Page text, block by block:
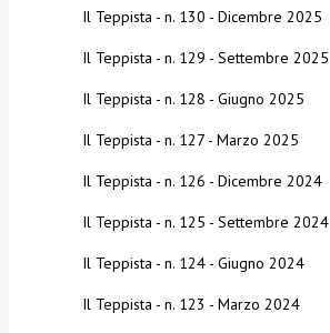
Il Teppista - n. 130 - Dicembre 2025
Il Teppista - n. 129 - Settembre 2025
Il Teppista - n. 128 - Giugno 2025
Il Teppista - n. 127 - Marzo 2025
Il Teppista - n. 126 - Dicembre 2024
Il Teppista - n. 125 - Settembre 2024
Il Teppista - n. 124 - Giugno 2024
Il Teppista - n. 123 - Marzo 2024